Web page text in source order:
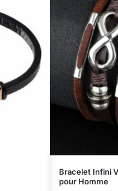
Bracelet Infini
pour Homme